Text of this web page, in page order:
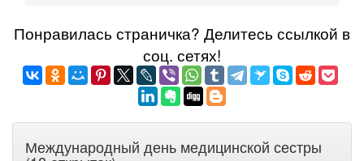
Понравилась страничка? Делитеcь ссылкой в
соц. сетях!
Международный день медицинской сестры